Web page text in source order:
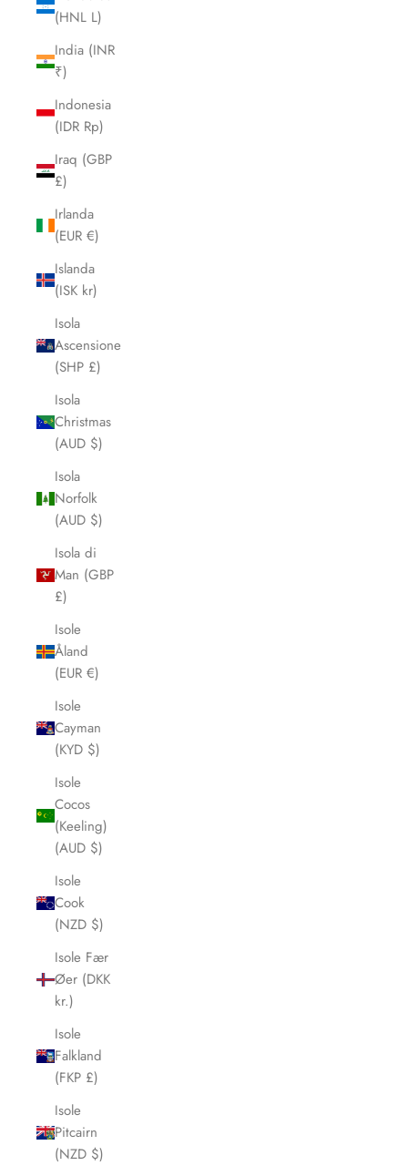
(HNL L)
India (INR
₹)
Indonesia
(IDR Rp)
Iraq (GBP
£)
Irlanda
(EUR €)
Islanda
(ISK kr)
Isola
Ascensione
(SHP £)
Isola
Christmas
(AUD $)
Isola
Norfolk
(AUD $)
Isola di
Man (GBP
£)
Isole
Åland
(EUR €)
Isole
Cayman
(KYD $)
Isole
Cocos
(Keeling)
(AUD $)
Isole
Cook
(NZD $)
Isole Fær
Øer (DKK
kr.)
Isole
Falkland
(FKP £)
Isole
Pitcairn
(NZD $)